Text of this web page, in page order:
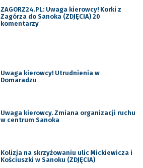
ZAGORZ24.PL: Uwaga kierowcy! Korki z
Zagórza do Sanoka (ZDJĘCIA) 20
komentarzy
Uwaga kierowcy! Utrudnienia w
Domaradzu
Uwaga kierowcy. Zmiana organizacji ruchu
w centrum Sanoka
Kolizja na skrzyżowaniu ulic Mickiewicza i
Kościuszki w Sanoku (ZDJĘCIA)